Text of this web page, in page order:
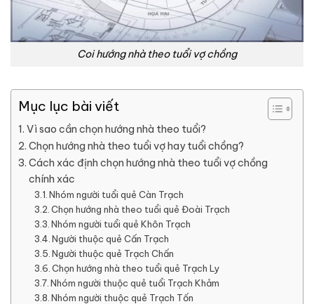
Coi hướng nhà theo tuổi vợ chồng
Mục lục bài viết
Vì sao cần chọn hướng nhà theo tuổi?
Chọn hướng nhà theo tuổi vợ hay tuổi chồng?
Cách xác định chọn hướng nhà theo tuổi vợ chồng
chính xác
Nhóm người tuổi quẻ Càn Trạch
Chọn hướng nhà theo tuổi quẻ Đoài Trạch
Nhóm người tuổi quẻ Khôn Trạch
Người thuộc quẻ Cấn Trạch
Người thuộc quẻ Trạch Chấn
Chọn hướng nhà theo tuổi quẻ Trạch Ly
Nhóm người thuộc quẻ tuổi Trạch Khảm
Nhóm người thuộc quẻ Trạch Tốn